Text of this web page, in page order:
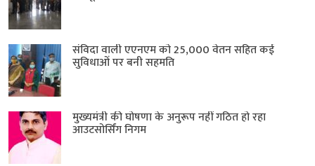
संविदा वाली एएनएम को 25,000 वेतन सहित कई
सुविधाओं पर बनी सहमति
मुख्यमंत्री की घोषणा के अनुरूप नहीं गठित हो रहा
आउटसोर्सिंग निगम